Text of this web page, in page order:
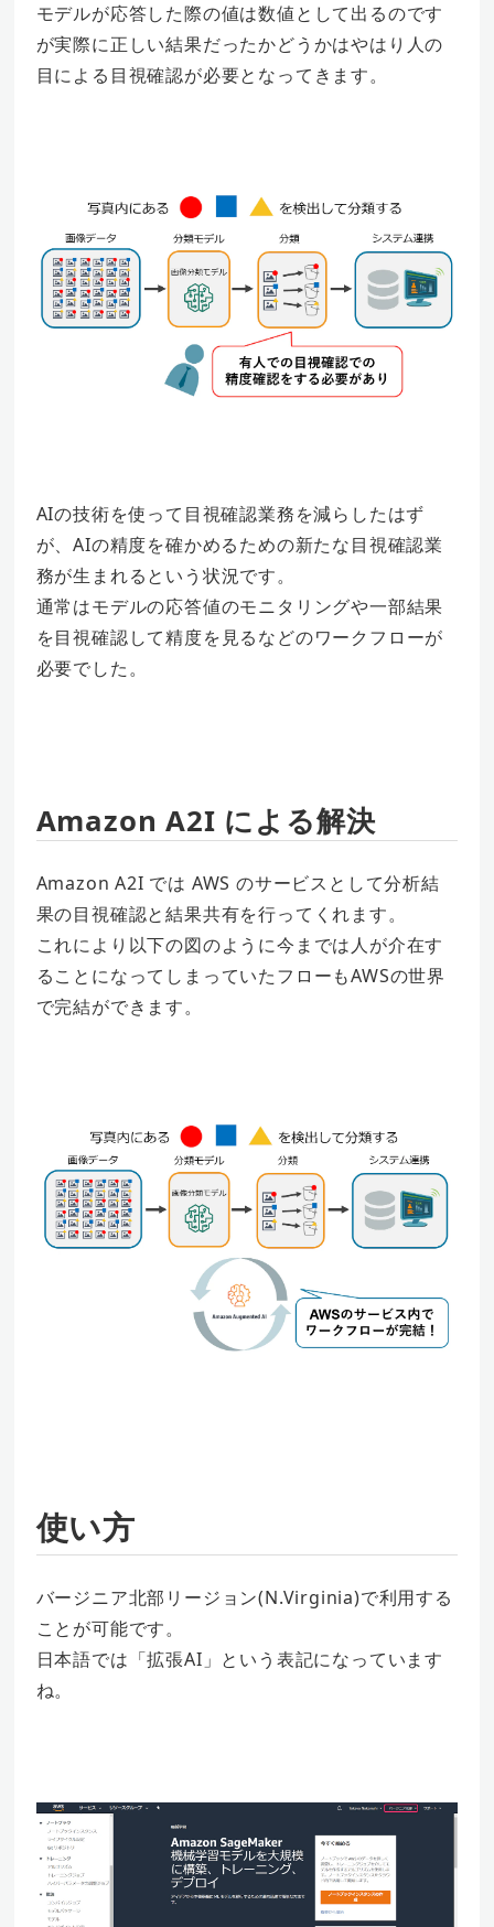
モデルが応答した際の値は数値として出るのです
が実際に正しい結果だったかどうかはやはり人の
目による目視確認が必要となってきます。
AIの技術を使って目視確認業務を減らしたはず
が、AIの精度を確かめるための新たな目視確認業
務が生まれるという状況です。
通常はモデルの応答値のモニタリングや一部結果
を目視確認して精度を見るなどのワークフローが
必要でした。
Amazon A2I による解決
Amazon A2I では AWS のサービスとして分析結
果の目視確認と結果共有を行ってくれます。
これにより以下の図のように今までは人が介在す
ることになってしまっていたフローもAWSの世界
で完結ができます。
使い方
バージニア北部リージョン(N.Virginia)で利用する
ことが可能です。
日本語では「拡張AI」という表記になっています
ね。